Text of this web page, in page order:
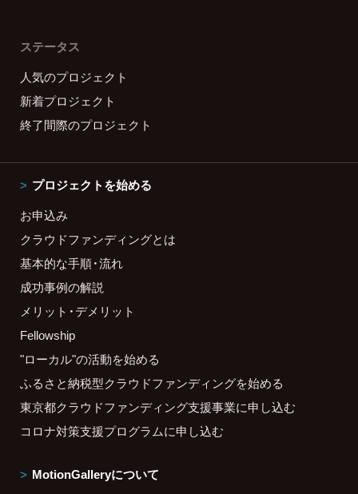
ステータス
人気のプロジェクト
新着プロジェクト
終了間際のプロジェクト
プロジェクトを始める
お申込み
クラウドファンディングとは
基本的な手順・流れ
成功事例の解説
メリット・デメリット
Fellowship
"ローカル"の活動を始める
ふるさと納税型クラウドファンディングを始める
東京都クラウドファンディング支援事業に申し込む
コロナ対策支援プログラムに申し込む
MotionGalleryについて